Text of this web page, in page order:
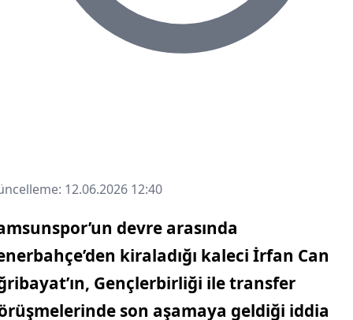
12.06.2026 12:40
devre arasında
kiraladığı kaleci İrfan Can
Gençlerbirliği ile transfer
son aşamaya geldiği iddia